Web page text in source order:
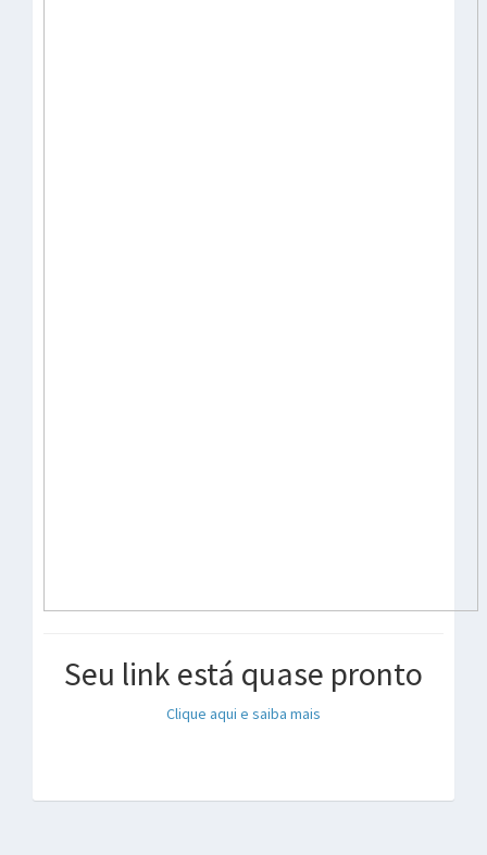
Seu link está quase pronto
Clique aqui e saiba mais